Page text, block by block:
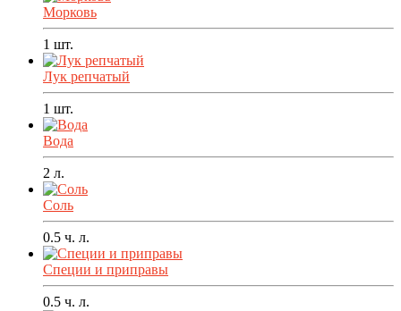
Морковь
1 шт.
Лук репчатый
1 шт.
Вода
2 л.
Соль
0.5 ч. л.
Специи и приправы
0.5 ч. л.